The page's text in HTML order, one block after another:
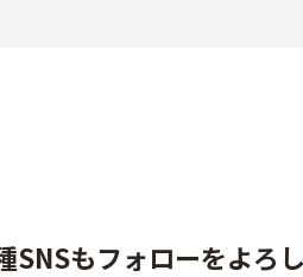
SNSもフォローをよろ